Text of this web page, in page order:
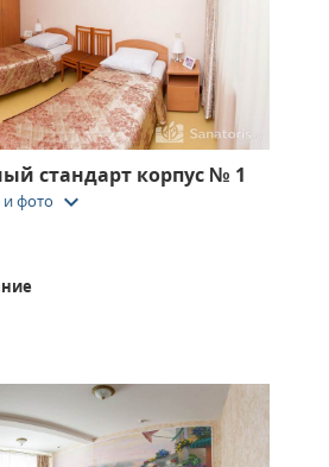
стандарт корпус № 1
и фото keyboard_arrow_down